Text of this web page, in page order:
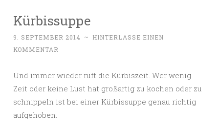
Kürbissuppe
9. SEPTEMBER 2014 ~
HINTERLASSE EINEN
KOMMENTAR
Und immer wieder ruft die Kürbiszeit. Wer wenig
Zeit oder keine Lust hat großartig zu kochen oder zu
schnippeln ist bei einer Kürbissuppe genau richtig
aufgehoben.